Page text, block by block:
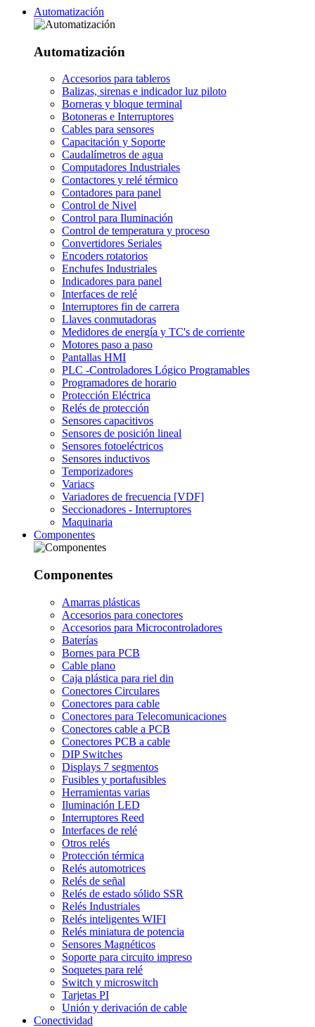
Automatización
Automatización
Accesorios para tableros
Balizas, sirenas e indicador luz piloto
Borneras y bloque terminal
Botoneras e Interruptores
Cables para sensores
Capacitación y Soporte
Caudalímetros de agua
Computadores Industriales
Contactores y relé térmico
Contadores para panel
Control de Nivel
Control para Iluminación
Control de temperatura y proceso
Convertidores Seriales
Encoders rotatorios
Enchufes Industriales
Indicadores para panel
Interfaces de relé
Interruptores fin de carrera
Llaves conmutadoras
Medidores de energía y TC's de corriente
Motores paso a paso
Pantallas HMI
PLC -Controladores Lógico Programables
Programadores de horario
Protección Eléctrica
Relés de protección
Sensores capacitivos
Sensores de posición lineal
Sensores fotoeléctricos
Sensores inductivos
Temporizadores
Variacs
Variadores de frecuencia [VDF]
Seccionadores - Interruptores
Maquinaria
Componentes
Componentes
Amarras plásticas
Accesorios para conectores
Accesorios para Microcontroladores
Baterías
Bornes para PCB
Cable plano
Caja plástica para riel din
Conectores Circulares
Conectores para cable
Conectores para Telecomunicaciones
Conectores cable a PCB
Conectores PCB a cable
DIP Switches
Displays 7 segmentos
Fusibles y portafusibles
Herramientas varias
Iluminación LED
Interruptores Reed
Interfaces de relé
Otros relés
Protección térmica
Relés automotrices
Relés de señal
Relés de estado sólido SSR
Relés Industriales
Relés inteligentes WIFI
Relés miniatura de potencia
Sensores Magnéticos
Soporte para circuito impreso
Soquetes para relé
Switch y microswitch
Tarjetas PI
Unión y derivación de cable
Conectividad